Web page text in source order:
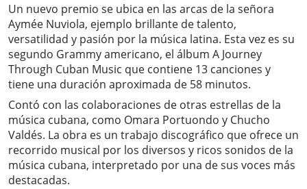
Un nuevo premio se ubica en las arcas de la señora
Aymée Nuviola, ejemplo brillante de talento,
versatilidad y pasión por la música latina. Esta vez es su
segundo Grammy americano, el álbum A Journey
Through Cuban Music que contiene 13 canciones y
tiene una duración aproximada de 58 minutos.
Contó con las colaboraciones de otras estrellas de la
música cubana, como Omara Portuondo y Chucho
Valdés. La obra es un trabajo discográfico que ofrece un
recorrido musical por los diversos y ricos sonidos de la
música cubana, interpretado por una de sus voces más
destacadas.